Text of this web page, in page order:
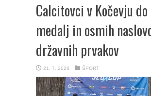
Calcitovci v Kočevju
medalj in osmih
državnih prvakov
21. 7. 2026 ŠPORT